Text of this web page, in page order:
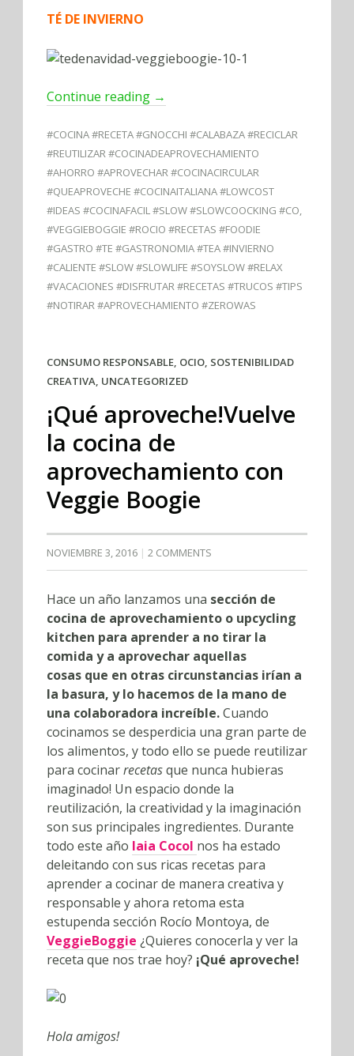
TÉ DE INVIERNO
Continue reading →
#COCINA #RECETA #GNOCCHI #CALABAZA #RECICLAR
#REUTILIZAR #COCINADEAPROVECHAMIENTO
#AHORRO #APROVECHAR #COCINACIRCULAR
#QUEAPROVECHE #COCINAITALIANA #LOWCOST
#IDEAS #COCINAFACIL #SLOW #SLOWCOOCKING #CO,
#VEGGIEBOGGIE #ROCIO #RECETAS #FOODIE
#GASTRO #TE #GASTRONOMIA #TEA #INVIERNO
#CALIENTE #SLOW #SLOWLIFE #SOYSLOW #RELAX
#VACACIONES #DISFRUTAR #RECETAS #TRUCOS #TIPS
#NOTIRAR #APROVECHAMIENTO #ZEROWAS
CONSUMO RESPONSABLE, OCIO, SOSTENIBILIDAD
CREATIVA, UNCATEGORIZED
¡Qué aproveche!Vuelve
la cocina de
aprovechamiento con
Veggie Boogie
NOVIEMBRE 3, 2016 2 COMMENTS
Hace un año lanzamos una sección de
cocina de aprovechamiento o upcycling
kitchen para aprender a no tirar la
comida y a aprovechar aquellas
cosas que en otras circunstancias irían a
la basura, y lo hacemos de la mano de
una colaboradora increíble.Cuando
cocinamos se desperdicia una gran parte de
los alimentos, y todo ello se puede reutilizar
para cocinarrecetasque nunca hubieras
imaginado! Un espacio donde la
reutilización, la creatividad y la imaginación
son sus principales ingredientes. Durante
todo este año Iaia Cocol nos ha estado
deleitando con sus ricas recetas para
aprender a cocinar de manera creativa y
responsable y ahora retoma esta
estupenda sección Rocío Montoya, de
VeggieBoggie ¿Quieres conocerla y ver la
receta que nos trae hoy? ¡Qué aproveche!
Hola amigos!